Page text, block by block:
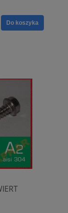
Do koszyka